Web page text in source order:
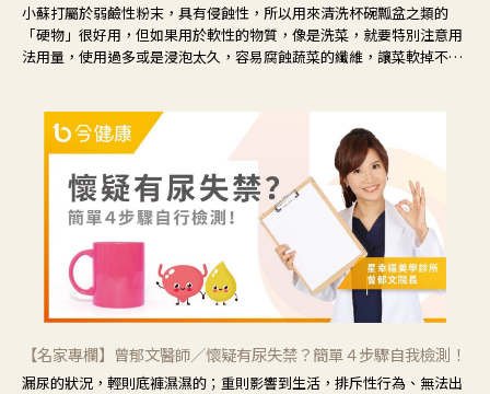
小蘇打屬於弱鹼性粉末，具有侵蝕性，所以用來清洗杯碗瓢盆之類的
「硬物」很好用，但如果用於軟性的物質，像是洗菜，就要特別注意用
法用量，使用過多或是浸泡太久，容易腐蝕蔬菜的纖維，讓菜軟掉不清
【名家專欄】曾郁文醫師／懷疑有尿失禁？簡單４步驟自我檢測！
漏尿的狀況，輕則底褲濕濕的；重則影響到生活，排斥性行為、無法出